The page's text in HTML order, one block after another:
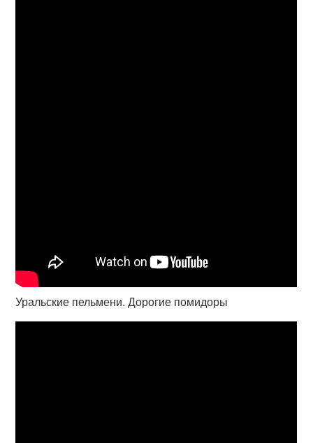
Уральские пельмени. Дорогие помидоры